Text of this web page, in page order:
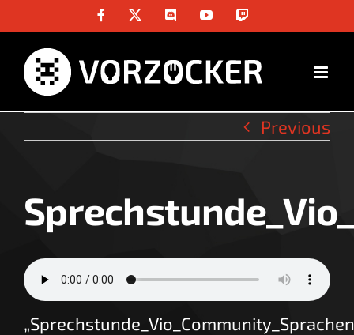
content
Facebook DiscordYouTube
Previous